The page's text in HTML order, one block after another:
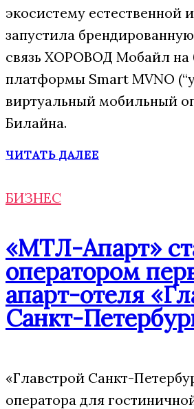
экосистему естественной
запустила
связь ХОРОВОД Мобайл на
платформы Smart MVNO
виртуальный мобильный
Билайна.
ЧИТАТЬ ДАЛЕЕ
БИЗНЕС
«МТЛ-Апарт»
оператором
апарт-отеля
Санкт-
«Главстрой Санкт-
оператора для